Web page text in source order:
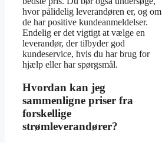
hvor pålidelig leverandøren er, og om
de har positive kundeanmeldelser.
Endelig er det vigtigt at vælge en
leverandør, der tilbyder god
kundeservice, hvis du har brug for
hjælp eller har spørgsmål.
Hvordan kan jeg
sammenligne priser fra
forskellige
strømleverandører?